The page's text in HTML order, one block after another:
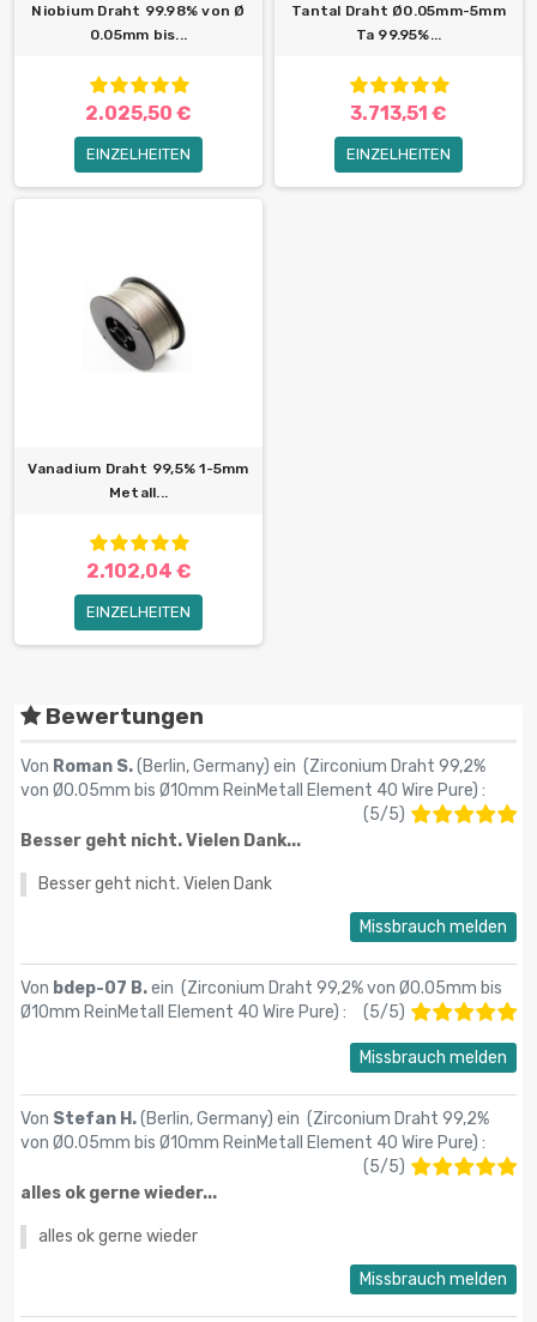
Niobium Draht 99.98% von Ø
0.05mm bis...
2.025,50 €
EINZELHEITEN
Tantal Draht Ø0.05mm-5mm
Ta 99.95%...
3.713,51 €
EINZELHEITEN
Vanadium Draht 99,5% 1-5mm
Metall...
2.102,04 €
EINZELHEITEN
Bewertungen
Von Roman S.(Berlin, Germany) ein (Zirconium Draht 99,2%
von Ø0.05mm bis Ø10mm ReinMetall Element 40 Wire Pure) :
(5/5)
Besser geht nicht. Vielen Dank...
Besser geht nicht. Vielen Dank
Missbrauch melden
Von bdep-07 B.ein (Zirconium Draht 99,2% von Ø0.05mm bis
Ø10mm ReinMetall Element 40 Wire Pure) : (5/5)
Missbrauch melden
Von Stefan H.(Berlin, Germany) ein (Zirconium Draht 99,2%
von Ø0.05mm bis Ø10mm ReinMetall Element 40 Wire Pure) :
(5/5)
alles ok gerne wieder...
alles ok gerne wieder
Missbrauch melden